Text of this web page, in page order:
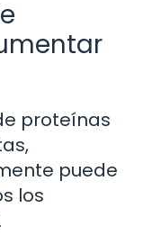
proteínas
puede
los